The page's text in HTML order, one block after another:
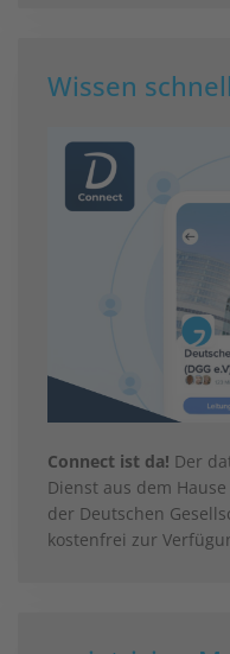
Wissen
Connect ist da! Der
Dienst aus dem
der Deutschen
kostenfrei zur